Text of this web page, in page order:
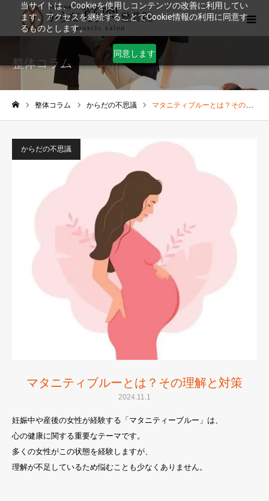
当サイトは、Cookieを使用しコンテンツの改善に利用してい
ます。アクセスを継続することでCookie情報の利用に同意す
るものとします。
同意します
整体コラム
整体コラム からだの不思議 マタニティブルーとは？その理解と対策
からだの不思議
マタニティブルーとは？その理解と対策
2024.11.1
妊娠中や産後の女性が経験する「マタニティーブルー」は、
心の健康に関する重要なテーマです。
多くの女性がこの状態を経験しますが、
理解が不足しているため悩むことも少なくありません。